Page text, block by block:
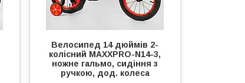
Велосипед 14 дюймів 2-
колісний MAXXPRO-N14-3,
ножне гальмо, сидіння з
ручкою, дод. колеса